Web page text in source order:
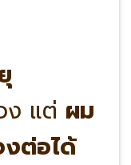
ง แต่ ผม
งต่อได้